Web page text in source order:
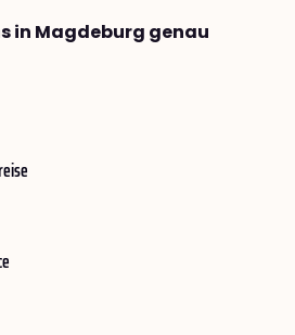
in Magdeburg genau